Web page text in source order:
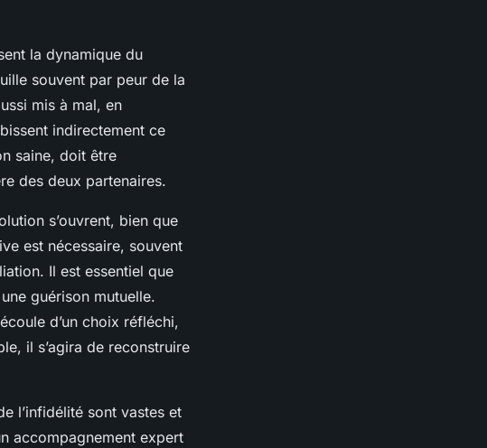
la dynamique du
souvent par peur de la
mis à mal, en
indirectement ce
saine, doit être
des deux partenaires.
s’ouvrent, bien que
est nécessaire, souvent
Il est essentiel que
guérison mutuelle.
d’un choix réfléchi,
il s’agira de reconstruire
l’infidélité sont vastes et
accompagnement expert